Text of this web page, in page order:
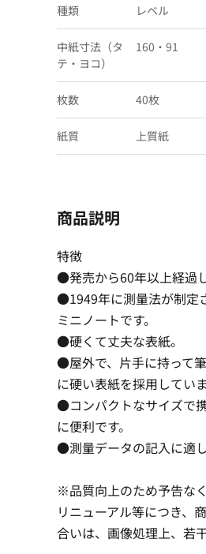
種類 レベル
中紙寸法（タ
テ・ヨコ）
160・91
枚数 40枚
紙質 上質紙
商品説明
特徴
●発売から60年以上経過
●1949年に測量法が制定
ミニノートです。
●硬くて丈夫な表紙。
●屋外で、片手に持って
に硬い表紙を採用していま
●コンパクトなサイズで
に便利です。
●測量データの記入に適し
※品質向上のため予告な
リニューアル等につき、
合いは、画像処理上、若